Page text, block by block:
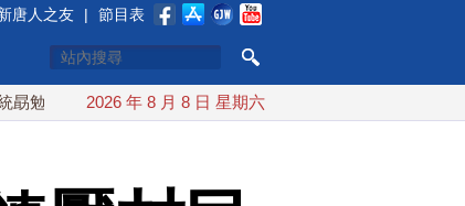
唐人之友 | 節目表
護主權 中共假借颱風「交管」台海 台陸委會怒轟無知
2026 年 8 月 8 日 星期六